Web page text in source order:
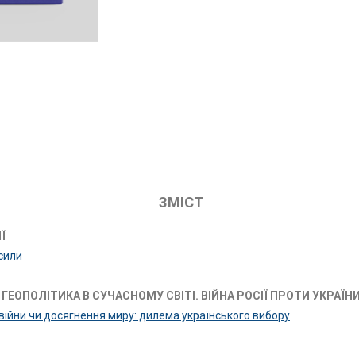
ЗМІСТ
ГЕОПОЛІТИКА В СУЧАСНОМУ СВІТІ. ВІЙНА РОСІЇ ПРОТИ УКРАЇНИ
чи досягнення миру: дилема українського вибору